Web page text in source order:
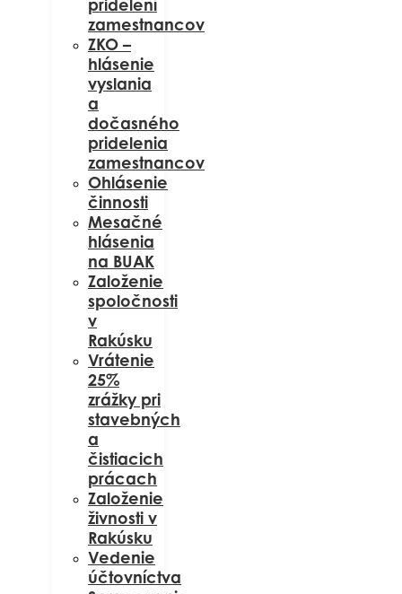
pridelení
zamestnancov
ZKO –
hlásenie
vyslania
a
dočasného
pridelenia
zamestnancov
Ohlásenie
činnosti
Mesačné
hlásenia
na BUAK
Založenie
spoločnosti
v
Rakúsku
Vrátenie
25%
zrážky pri
stavebných
a
čistiacich
prácach
Založenie
živnosti v
Rakúsku
Vedenie
účtovníctva